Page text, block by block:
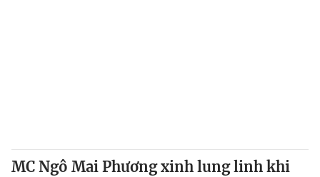
VTV4 Vươn mình bằng AI
MC Ngô Mai Phương xinh lung linh khi